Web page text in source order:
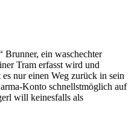
ein waschechter
Tram erfasst wird und
nur einen Weg zurück in sein
Konto schnellstmöglich auf
will keinesfalls als